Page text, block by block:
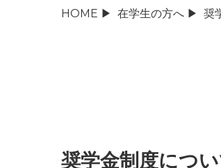
HOME ▶ 在学生の方へ ▶ 奨
奨学金制度につ